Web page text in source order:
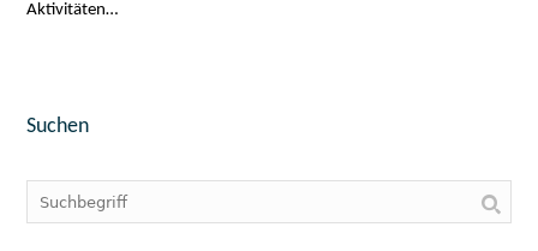
Aktivitäten…
Suchen